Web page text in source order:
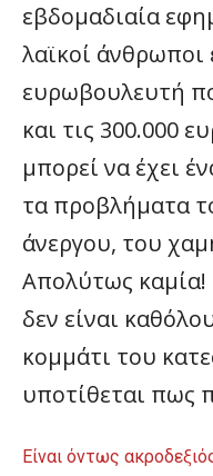
εβδομαδιαία
λαϊκοί
ευρωβουλευτή
και τις 300.000
μπορεί να έχει
τα προβλήματα
άνεργου, του
Απολύτως
δεν είναι
κομμάτι του
υποτίθεται πως
Είναι όντως